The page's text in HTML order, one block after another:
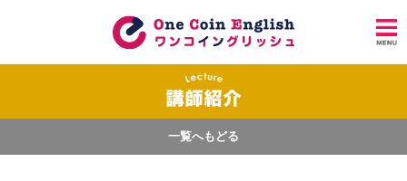
一覧へもどる